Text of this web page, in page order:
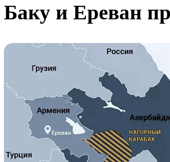
Баку и Ереван